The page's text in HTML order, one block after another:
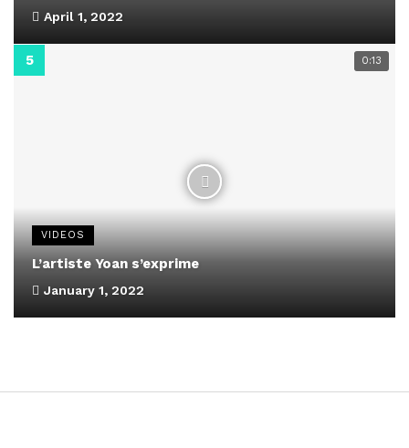
April 1, 2022
0:13
VIDEOS
L’artiste Yoan s’exprime
January 1, 2022